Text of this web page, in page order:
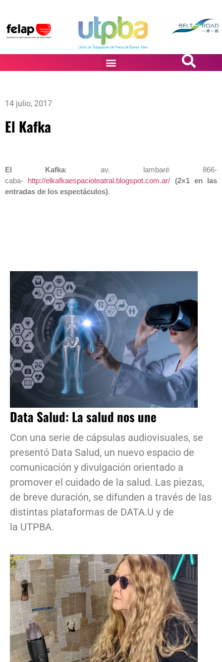
14 julio, 2017
El Kafka
El Kafka: av. lambaré 866-
caba- http://elkafkaespacioteatral.blogspot.com.ar/ (2×1 en las
entradas de los espectáculos).
Data Salud: La salud nos une
Con una serie de cápsulas audiovisuales, se
presentó Data Salud, un nuevo espacio de
comunicación y divulgación orientado a
promover el cuidado de la salud. Las piezas,
de breve duración, se difunden a través de las
distintas plataformas de DATA.U y de
la UTPBA.